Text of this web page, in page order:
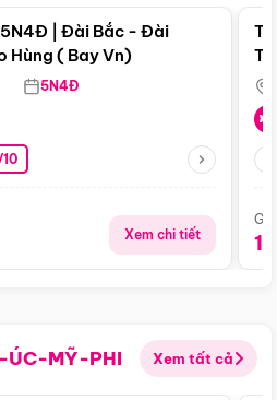
5N4Đ | Đài Bắc - Đài
Hùng ( Bay Vn)
5N4Đ
Xem chi tiết
ÚC-MỸ-PHI Xem tất cả
Điểm nổi bật